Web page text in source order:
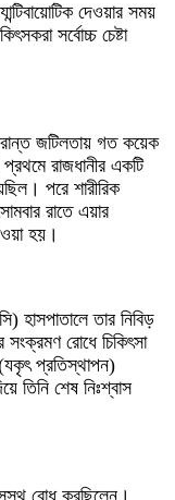
দেওয়ার সময়
সর্বোচ্চ চেষ্টা
জটিলতায় গত কয়েক
রাজধানীর একটি
পরে শারীরিক
রাতে এয়ার
হয়।
হাসপাতালে তার নিবিড়
রোধে চিকিৎসা
(যকৃৎ প্রতিস্থাপন)
তিনি শেষ নিঃশ্বাস
বোধ করছিলেন।